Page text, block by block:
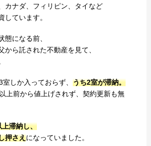
カナダ、フィリピン、タイなど
しています。
態になる前、
から託された不動産を見て、
しか入っておらず、 うち2室が滞納。
上前から値上げされず、契約更新も無
滞納し、
押さえになっていました。